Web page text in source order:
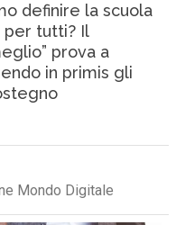
definire la scuola
per tutti? Il
prova a
in primis gli
Mondo Digitale